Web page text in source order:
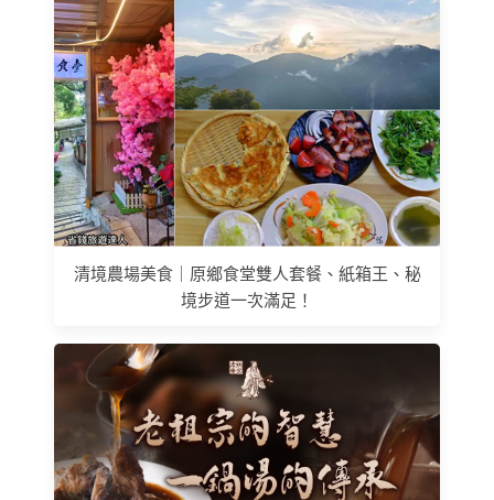
清境農場美食｜原鄉食堂雙人套餐、紙箱王、秘
境步道一次滿足！